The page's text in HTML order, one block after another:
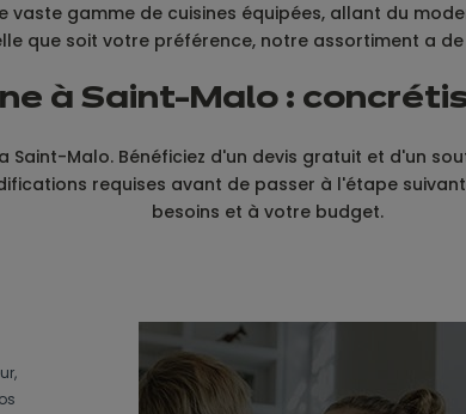
gamme de cuisines équipées, allant du
que soit votre préférence, notre assortiment a
à Saint-Malo :
Malo. Bénéficiez d'un devis gratuit et d'un
requises avant de passer à l'étape
besoins et à votre budget.